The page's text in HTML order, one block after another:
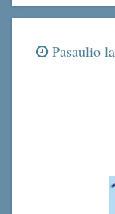
Pasaulio